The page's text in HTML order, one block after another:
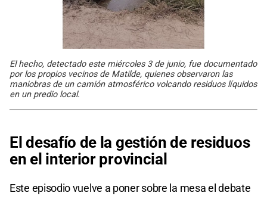
El hecho, detectado este miércoles 3 de junio, fue documentado
por los propios vecinos de Matilde, quienes observaron las
maniobras de un camión atmosférico volcando residuos líquidos
en un predio local.
El desafío de la gestión de residuos
en el interior provincial
Este episodio vuelve a poner sobre la mesa el debate